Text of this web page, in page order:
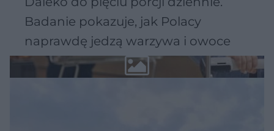
Badanie pokazuje, jak Polacy
naprawdę jedzą warzywa i owoce